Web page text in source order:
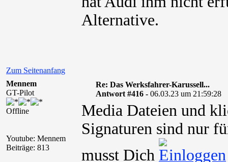
Alternative.
Zum Seitenanfang
Mennem
GT-Pilot
Offline
Youtube: Mennem
Beiträge: 813
Re: Das Werksfahrer-Karussell...
Antwort #416 - 06.03.23 um 21:59:28
Media Dateien und
Signaturen sind nur
musst Dich